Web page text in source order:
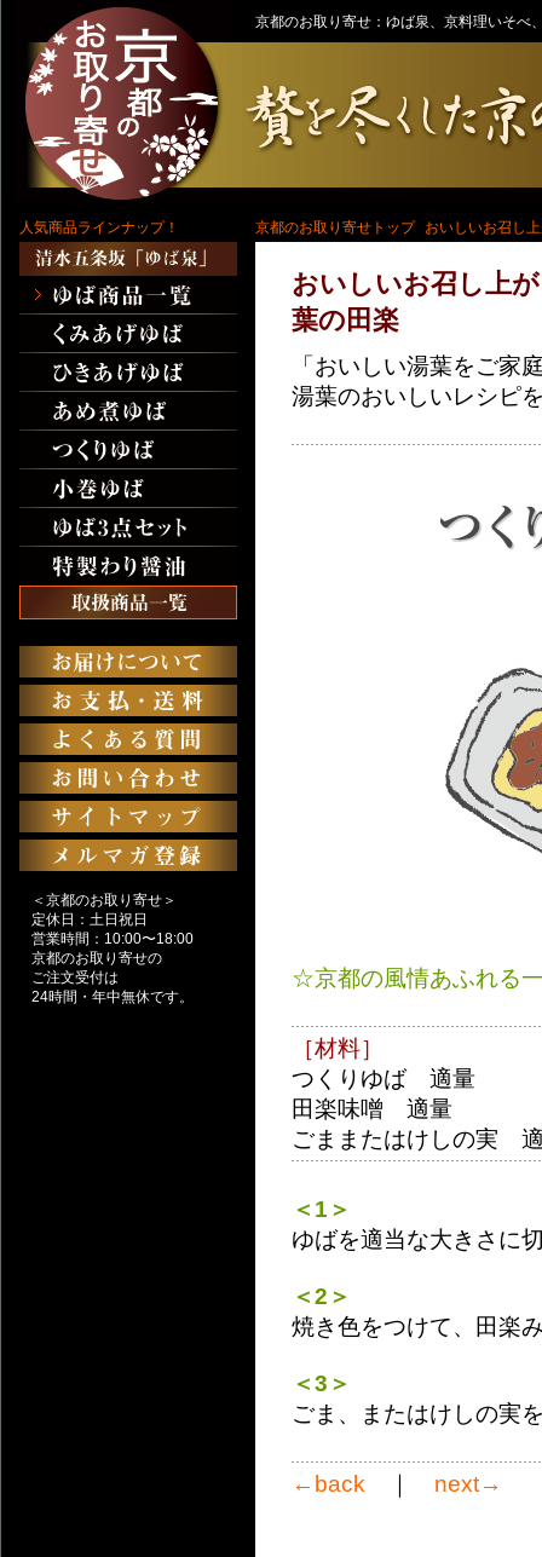
京都のお取り寄せ：ゆば泉、京料理いそべ
京都のお取り寄せトップ おいしいお召し
おいしいお召し上
葉の田楽
「おいしい湯葉をご家
湯葉のおいしいレシピ
☆京都の風情あふれる
［材料］
つくりゆば 適量
田楽味噌 適量
ごままたはけしの実
＜1＞
ゆばを適当な大きさに
＜2＞
焼き色をつけて、田楽
＜3＞
ごま、またはけしの実
←back next→
人気商品ラインナップ！
＜京都のお取り寄せ＞
定休日：土日祝日
営業時間：10:00〜18:00
京都のお取り寄せの
ご注文受付は
24時間・年中無休です。